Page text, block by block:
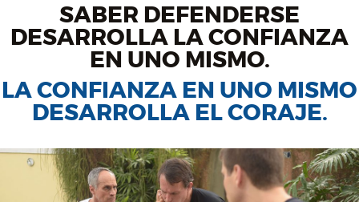
SABER DEFENDERSE
DESARROLLA LA CONFIANZA
EN UNO MISMO.
LA CONFIANZA EN UNO MISMO
DESARROLLA EL CORAJE.